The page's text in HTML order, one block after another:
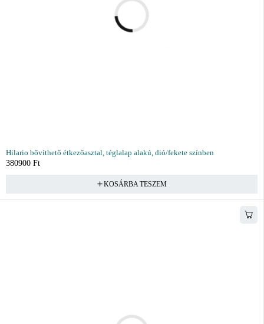
Hilario bővíthető étkezőasztal, téglalap alakú, dió/fekete színben
380900 Ft
KOSÁRBA TESZEM